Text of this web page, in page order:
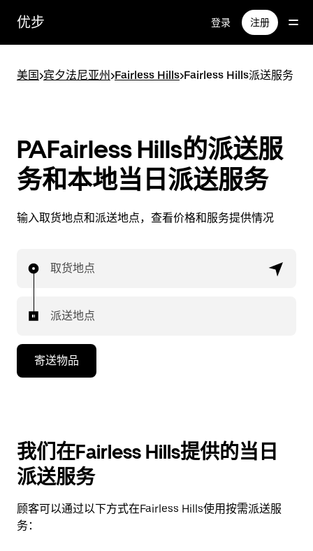
优步 登录 注册
美国>宾夕法尼亚州>Fairless Hills>Fairless Hills派送服务
PAFairless Hills的派送服
务和本地当日派送服务
输入取货地点和派送地点，查看价格和服务提供情况
取货地点
派送地点
寄送物品
我们在Fairless Hills提供的当日
派送服务
顾客可以通过以下方式在Fairless Hills使用按需派送服
务：